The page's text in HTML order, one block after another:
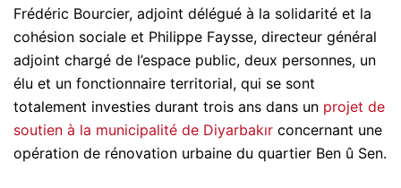
Frédéric Bourcier, adjoint délégué à la solidarité et la
cohésion sociale et Philippe Faysse, directeur général
adjoint chargé de l’espace public, deux personnes, un
élu et un fonctionnaire territorial, qui se sont
totalement investies durant trois ans dans un projet de
soutien à la municipalité de Diyarbakır concernant une
opération de rénovation urbaine du quartier Ben û Sen.